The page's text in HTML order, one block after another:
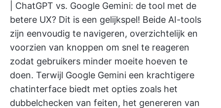
| ChatGPT vs. Google Gemini: de tool met de
betere UX? Dit is een gelijkspel! Beide AI-tools
zijn eenvoudig te navigeren, overzichtelijk en
voorzien van knoppen om snel te reageren
zodat gebruikers minder moeite hoeven te
doen. Terwijl Google Gemini een krachtigere
chatinterface biedt met opties zoals het
dubbelchecken van feiten, het genereren van